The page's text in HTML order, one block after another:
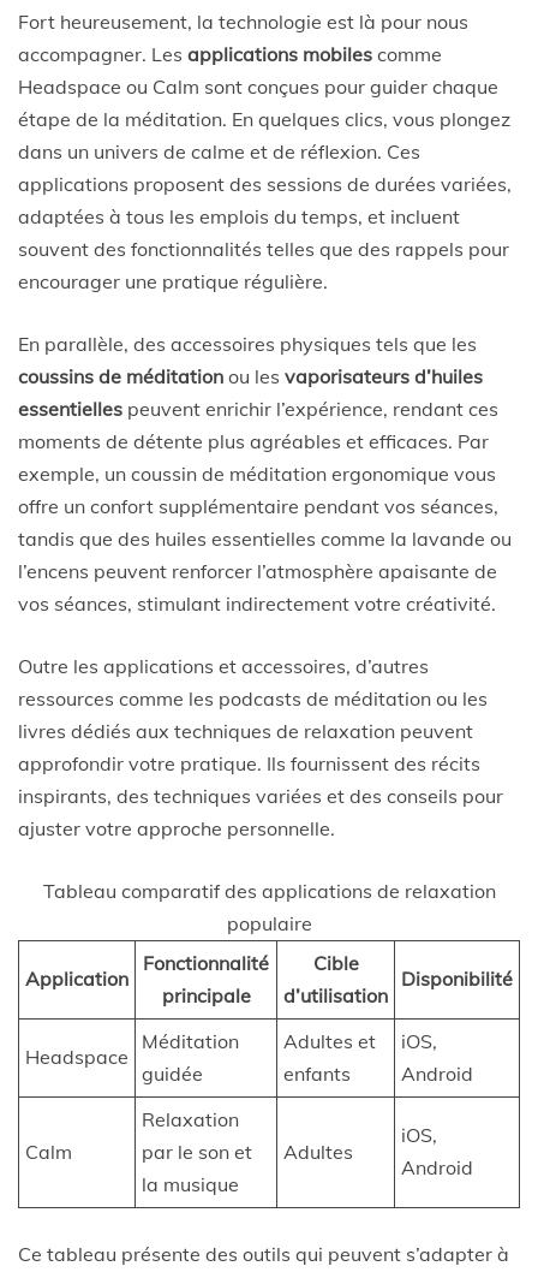
Fort heureusement, la technologie est là pour nous
accompagner. Les applications mobiles comme
Headspace ou Calm sont conçues pour guider chaque
étape de la méditation. En quelques clics, vous plongez
dans un univers de calme et de réflexion. Ces
applications proposent des sessions de durées variées,
adaptées à tous les emplois du temps, et incluent
souvent des fonctionnalités telles que des rappels pour
encourager une pratique régulière.
En parallèle, des accessoires physiques tels que les
coussins de méditation ou les vaporisateurs d’huiles
essentielles peuvent enrichir l’expérience, rendant ces
moments de détente plus agréables et efficaces. Par
exemple, un coussin de méditation ergonomique vous
offre un confort supplémentaire pendant vos séances,
tandis que des huiles essentielles comme la lavande ou
l’encens peuvent renforcer l’atmosphère apaisante de
vos séances, stimulant indirectement votre créativité.
Outre les applications et accessoires, d’autres
ressources comme les podcasts de méditation ou les
livres dédiés aux techniques de relaxation peuvent
approfondir votre pratique. Ils fournissent des récits
inspirants, des techniques variées et des conseils pour
ajuster votre approche personnelle.
Tableau comparatif des applications de relaxation
populaire
Application
Fonctionnalité
principale
Cible
d’utilisation
Disponibilité
Headspace
Méditation
guidée
Adultes et
enfants
iOS,
Android
Calm
Relaxation
par le son et
la musique
Adultes
iOS,
Android
Ce tableau présente des outils qui peuvent s’adapter à